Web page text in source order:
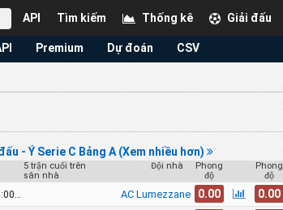
Giải đấu
Thống kê
Tìm kiếm
API
Premium Dự đoán CSV
- Ý Serie C Bảng A (Xem nhiều hơn)
5 trận cuối trên
sân nhà
Đội nhà
Phong
độ
Phong
độ
April/25, 1:00pm AC Lumezzane 0.00 0.00